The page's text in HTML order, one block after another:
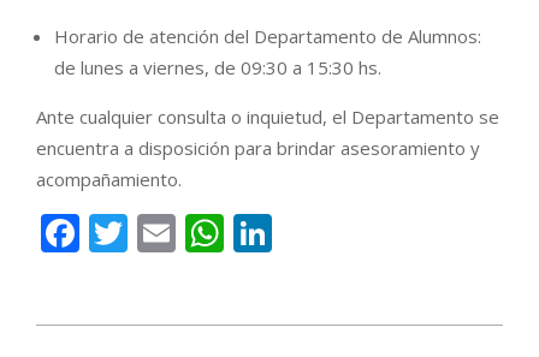
Horario de atención del Departamento de Alumnos:
de lunes a viernes, de 09:30 a 15:30 hs.
Ante cualquier consulta o inquietud, el Departamento se
encuentra a disposición para brindar asesoramiento y
acompañamiento.
Facebook
Twitter
EmailWhatsApp